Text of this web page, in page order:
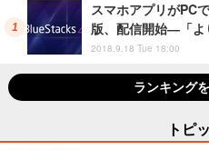
スマホアプリがPC
版、配信開始―「よ
2018.9.18 Tue 18:00
ランキング
トピ